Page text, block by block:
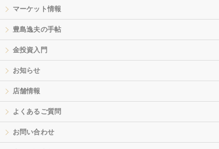
マーケット情報
豊島逸夫の手帖
金投資入門
お知らせ
店舗情報
よくあるご質問
お問い合わせ